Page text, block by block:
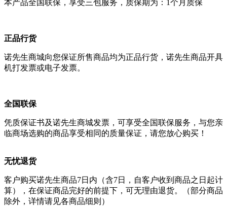
本产品全国联保，享受三包服务，质保期为：1个月质保
正品行货
诺先生商城向您保证所售商品均为正品行货，诺先生商品开具
机打发票或电子发票。
全国联保
凭质保证书及诺先生商城发票，可享受全国联保服务，与您亲
临商场选购的商品享受相同的质量保证，请您放心购买！
无忧退货
客户购买诺先生商品7日内（含7日，自客户收到商品之日起计
算），在保证商品完好的前提下，可无理由退货。（部分商品
除外，详情请见各商品细则）